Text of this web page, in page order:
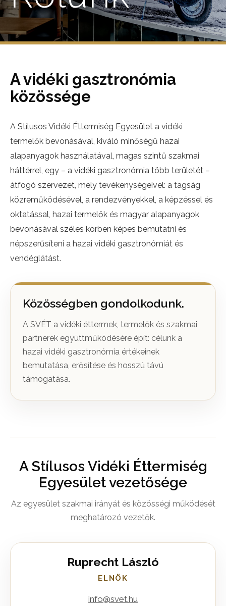
A vidéki gasztronómia
közössége
A Stílusos Vidéki Éttermiség Egyesület a vidéki
termelők bevonásával, kiváló minőségű hazai
alapanyagok használatával, magas szintű szakmai
háttérrel, egy – a vidéki gasztronómia több területét –
átfogó szervezet, mely tevékenységeivel: a tagság
közreműködésével, a rendezvényekkel, a képzéssel és
oktatással, hazai termelők és magyar alapanyagok
bevonásával széles körben képes bemutatni és
népszerűsíteni a hazai vidéki gasztronómiát és
vendéglátást.
Közösségben gondolkodunk.
A SVÉT a vidéki éttermek, termelők és szakmai
partnerek együttműködésére épít: célunk a
hazai vidéki gasztronómia értékeinek
bemutatása, erősítése és hosszú távú
támogatása.
A Stílusos Vidéki Éttermiség
Egyesület vezetősége
Az egyesület szakmai irányát és közösségi működését
meghatározó vezetők.
Ruprecht László
ELNÖK
info@svet.hu